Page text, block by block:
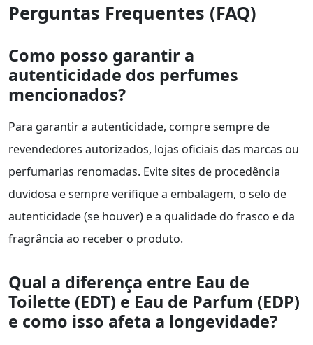
Perguntas Frequentes (FAQ)
Como posso garantir a
autenticidade dos perfumes
mencionados?
Para garantir a autenticidade, compre sempre de
revendedores autorizados, lojas oficiais das marcas ou
perfumarias renomadas. Evite sites de procedência
duvidosa e sempre verifique a embalagem, o selo de
autenticidade (se houver) e a qualidade do frasco e da
fragrância ao receber o produto.
Qual a diferença entre Eau de
Toilette (EDT) e Eau de Parfum (EDP)
e como isso afeta a longevidade?